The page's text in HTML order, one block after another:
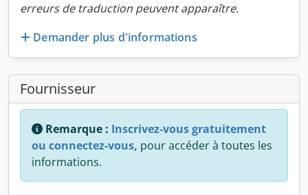
erreurs de traduction peuvent apparaître.
Demander plus d'informations
Fournisseur
Remarque : Inscrivez-vous gratuitement
ou connectez-vous, pour accéder à toutes les
informations.